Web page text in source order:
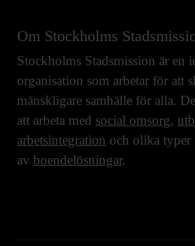
Om Stockholms
Stockholms Stadsmission är en
organisation som arbetar för att
mänskligare samhälle för alla.
att arbeta med social omsorg,
arbetsintegration och olika typer
av boendelösningar.